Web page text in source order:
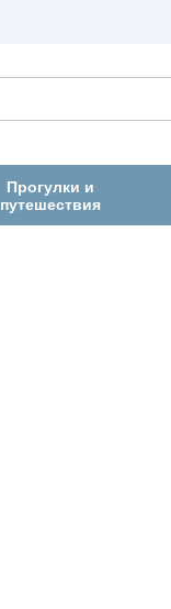
Прогулки и
путешествия